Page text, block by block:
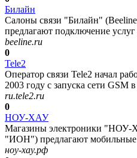
Билайн
Салоны связи "Билайн"
предлагают подключение
beeline.ru
0
Tele2
Оператор связи Tele2 начал
2003 году с запуска сети GSM
ru.tele2.ru
0
НОУ-ХАУ
Магазины электроники "НОУ-
"ИОН") предлагают
ноу-хау.рф